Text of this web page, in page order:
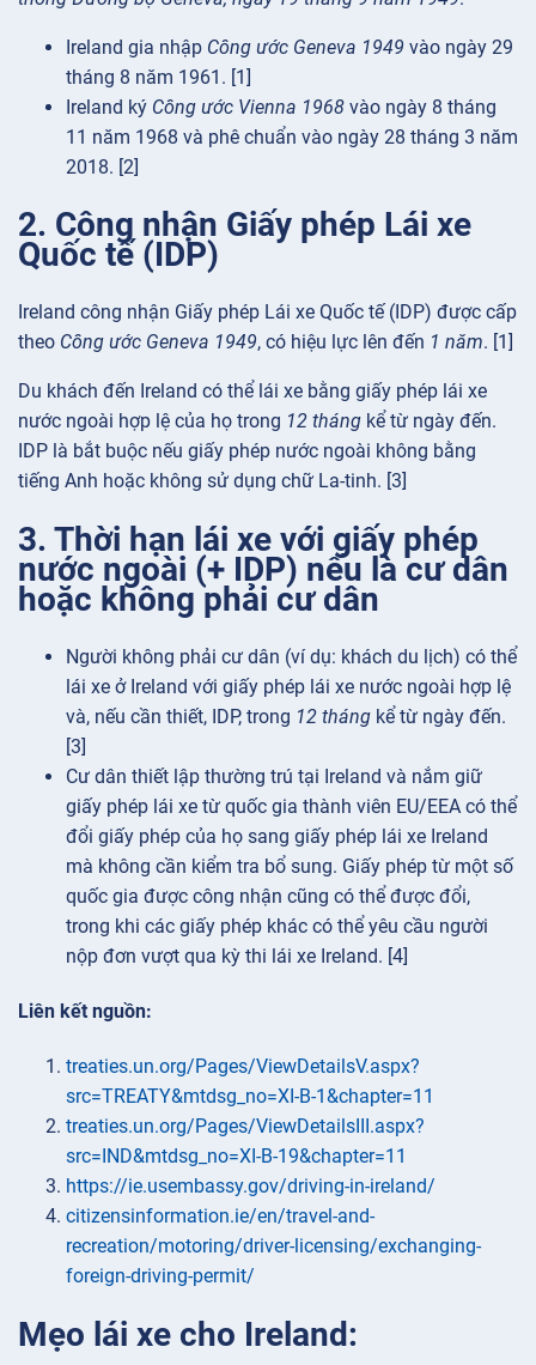
Ireland gia nhập Công ước Geneva 1949 vào ngày 29
tháng 8 năm 1961. [1]
Ireland ký Công ước Vienna 1968 vào ngày 8 tháng
11 năm 1968 và phê chuẩn vào ngày 28 tháng 3 năm
2018. [2]
2. Công nhận Giấy phép Lái xe
Quốc tế (IDP)
Ireland công nhận Giấy phép Lái xe Quốc tế (IDP) được cấp
theo Công ước Geneva 1949, có hiệu lực lên đến 1 năm. [1]
Du khách đến Ireland có thể lái xe bằng giấy phép lái xe
nước ngoài hợp lệ của họ trong 12 tháng kể từ ngày đến.
IDP là bắt buộc nếu giấy phép nước ngoài không bằng
tiếng Anh hoặc không sử dụng chữ La-tinh. [3]
3. Thời hạn lái xe với giấy phép
nước ngoài (+ IDP) nếu là cư dân
hoặc không phải cư dân
Người không phải cư dân (ví dụ: khách du lịch) có thể
lái xe ở Ireland với giấy phép lái xe nước ngoài hợp lệ
và, nếu cần thiết, IDP, trong 12 tháng kể từ ngày đến.
[3]
Cư dân thiết lập thường trú tại Ireland và nắm giữ
giấy phép lái xe từ quốc gia thành viên EU/EEA có thể
đổi giấy phép của họ sang giấy phép lái xe Ireland
mà không cần kiểm tra bổ sung. Giấy phép từ một số
quốc gia được công nhận cũng có thể được đổi,
trong khi các giấy phép khác có thể yêu cầu người
nộp đơn vượt qua kỳ thi lái xe Ireland. [4]
Liên kết nguồn:
treaties.un.org/Pages/ViewDetailsV.aspx?
src=TREATY&mtdsg_no=XI-B-1&chapter=11
treaties.un.org/Pages/ViewDetailsIII.aspx?
src=IND&mtdsg_no=XI-B-19&chapter=11
https://ie.usembassy.gov/driving-in-ireland/
citizensinformation.ie/en/travel-and-
recreation/motoring/driver-licensing/exchanging-
foreign-driving-permit/
Mẹo lái xe cho Ireland: